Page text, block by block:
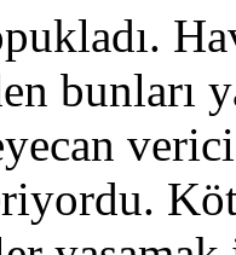
bunları